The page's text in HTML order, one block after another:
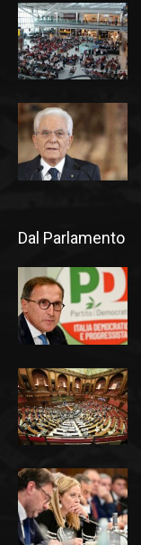
Dal Parlamento